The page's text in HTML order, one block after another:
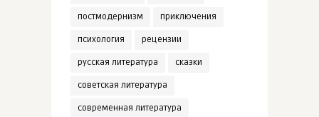
постмодернизм приключения
психология рецензии
русская литература сказки
советская литература
современная литература